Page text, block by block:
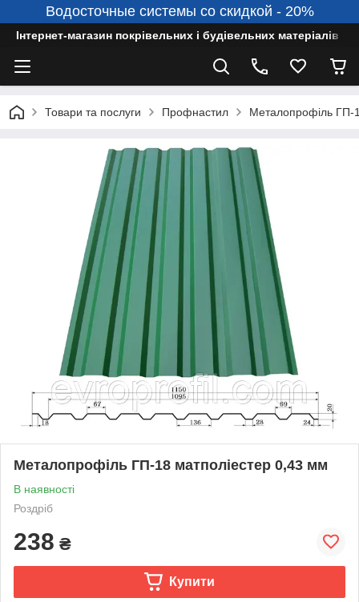
Водосточные системы со скидкой - 20%
Інтернет-магазин покрівельних і будівельних матеріалів
Товари та послуги Профнастил Металопрофіль ГП-
Металопрофіль ГП-18 матполіестер 0,43 мм
В наявності
Роздріб
238 ₴
Купити